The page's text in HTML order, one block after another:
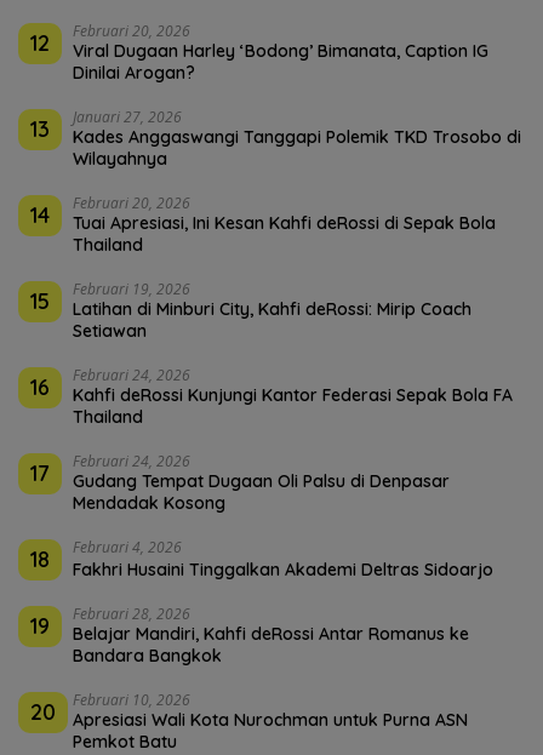
12 Februari 20, 2026
Viral Dugaan Harley ‘Bodong’ Bimanata, Caption IG
Dinilai Arogan?
13 Januari 27, 2026
Kades Anggaswangi Tanggapi Polemik TKD Trosobo di
Wilayahnya
14 Februari 20, 2026
Tuai Apresiasi, Ini Kesan Kahfi deRossi di Sepak Bola
Thailand
15 Februari 19, 2026
Latihan di Minburi City, Kahfi deRossi: Mirip Coach
Setiawan
16 Februari 24, 2026
Kahfi deRossi Kunjungi Kantor Federasi Sepak Bola FA
Thailand
17 Februari 24, 2026
Gudang Tempat Dugaan Oli Palsu di Denpasar
Mendadak Kosong
18 Februari 4, 2026
Fakhri Husaini Tinggalkan Akademi Deltras Sidoarjo
19 Februari 28, 2026
Belajar Mandiri, Kahfi deRossi Antar Romanus ke
Bandara Bangkok
20 Februari 10, 2026
Apresiasi Wali Kota Nurochman untuk Purna ASN
Pemkot Batu